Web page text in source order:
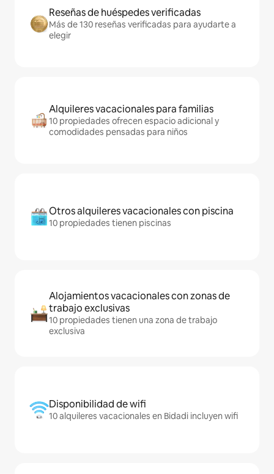
Reseñas de huéspedes verificadas
Más de 130 reseñas verificadas para ayudarte a
elegir
Alquileres vacacionales para familias
10 propiedades ofrecen espacio adicional y
comodidades pensadas para niños
Otros alquileres vacacionales con piscina
10 propiedades tienen piscinas
Alojamientos vacacionales con zonas de
trabajo exclusivas
10 propiedades tienen una zona de trabajo
exclusiva
Disponibilidad de wifi
10 alquileres vacacionales en Bidadi incluyen wifi